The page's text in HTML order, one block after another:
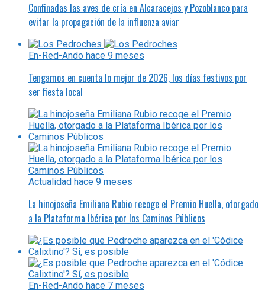
Confinadas las aves de cría en Alcaracejos y Pozoblanco para
evitar la propagación de la influenza aviar
En-Red-Ando hace 9 meses
Tengamos en cuenta lo mejor de 2026, los días festivos por
ser fiesta local
Actualidad hace 9 meses
La hinojoseña Emiliana Rubio recoge el Premio Huella, otorgado
a la Plataforma Ibérica por los Caminos Públicos
En-Red-Ando hace 7 meses